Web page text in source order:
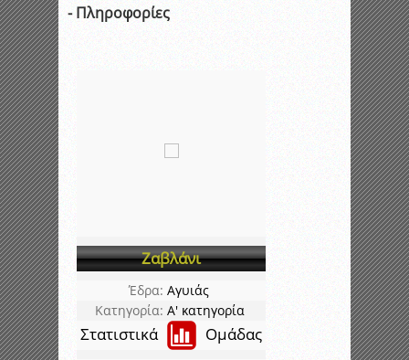
- Πληροφορίες
Ζαβλάνι
Έδρα: Αγυιάς
Κατηγορία: Α' κατηγορία
Στατιστικά Ομάδας